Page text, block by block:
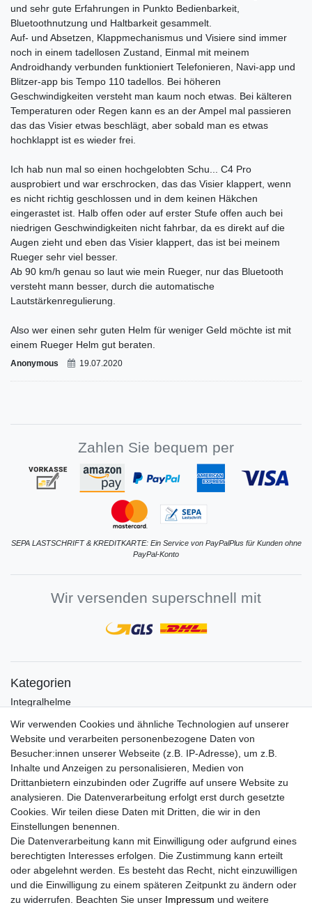
und sehr gute Erfahrungen in Punkto Bedienbarkeit,
Bluetoothnutzung und Haltbarkeit gesammelt.
Auf- und Absetzen, Klappmechanismus und Visiere sind immer
noch in einem tadellosen Zustand, Einmal mit meinem
Androidhandy verbunden funktioniert Telefonieren, Navi-app und
Blitzer-app bis Tempo 110 tadellos. Bei höheren
Geschwindigkeiten versteht man kaum noch etwas. Bei kälteren
Temperaturen oder Regen kann es an der Ampel mal passieren
das das Visier etwas beschlägt, aber sobald man es etwas
hochklappt ist es wieder frei.
Ich hab nun mal so einen hochgelobten Schu... C4 Pro
ausprobiert und war erschrocken, das das Visier klappert, wenn
es nicht richtig geschlossen und in dem keinen Häkchen
eingerastet ist. Halb offen oder auf erster Stufe offen auch bei
niedrigen Geschwindigkeiten nicht fahrbar, da es direkt auf die
Augen zieht und eben das Visier klappert, das ist bei meinem
Rueger sehr viel besser.
Ab 90 km/h genau so laut wie mein Rueger, nur das Bluetooth
versteht mann besser, durch die automatische
Lautstärkenregulierung.
Also wer einen sehr guten Helm für weniger Geld möchte ist mit
einem Rueger Helm gut beraten.
Anonymous 19.07.2020
Zahlen Sie bequem per
SEPA LASTSCHRIFT & KREDITKARTE: Ein Service von PayPalPlus für Kunden ohne
PayPal-Konto
Wir versenden superschnell mit
Kategorien
Integralhelme
Crosshelme
Klapphelme
Zubehör/Visiere
Bluetoothhelme
Kinderhelme
Skihelme
Services
Mein Konto
Kontakt
FAQ
Rechtliches
Wir verwenden Cookies und ähnliche Technologien auf unserer
Website und verarbeiten personenbezogene Daten von
Besucher:innen unserer Webseite (z.B. IP-Adresse), um z.B.
Inhalte und Anzeigen zu personalisieren, Medien von
Drittanbietern einzubinden oder Zugriffe auf unsere Website zu
analysieren. Die Datenverarbeitung erfolgt erst durch gesetzte
Cookies. Wir teilen diese Daten mit Dritten, die wir in den
Einstellungen benennen.
Die Datenverarbeitung kann mit Einwilligung oder aufgrund eines
berechtigten Interesses erfolgen. Die Zustimmung kann erteilt
oder abgelehnt werden. Es besteht das Recht, nicht einzuwilligen
und die Einwilligung zu einem späteren Zeitpunkt zu ändern oder
zu widerrufen. Beachten Sie unser Impressum und weitere